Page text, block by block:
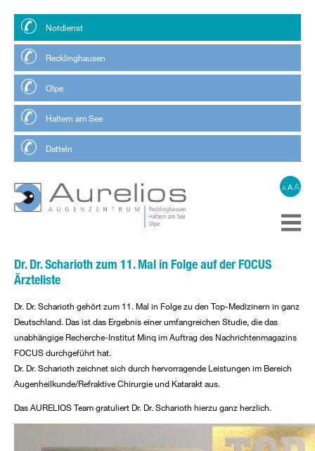
Notdienst
Recklinghausen
Olpe
Haltern am See
Datteln
A AA
Dr. Dr. Scharioth zum 11. Mal in Folge auf der FOCUS
Ärzteliste
Dr. Dr. Scharioth gehört zum 11. Mal in Folge zu den Top-Medizinern in ganz
Deutschland. Das ist das Ergebnis einer umfangreichen Studie, die das
unabhängige Recherche-Institut Minq im Auftrag des Nachrichtenmagazins
FOCUS durchgeführt hat.
Dr. Dr. Scharioth zeichnet sich durch hervorragende Leistungen im Bereich
Augenheilkunde/Refraktive Chirurgie und Katarakt aus.
Das AURELIOS Team gratuliert Dr. Dr. Scharioth hierzu ganz herzlich.